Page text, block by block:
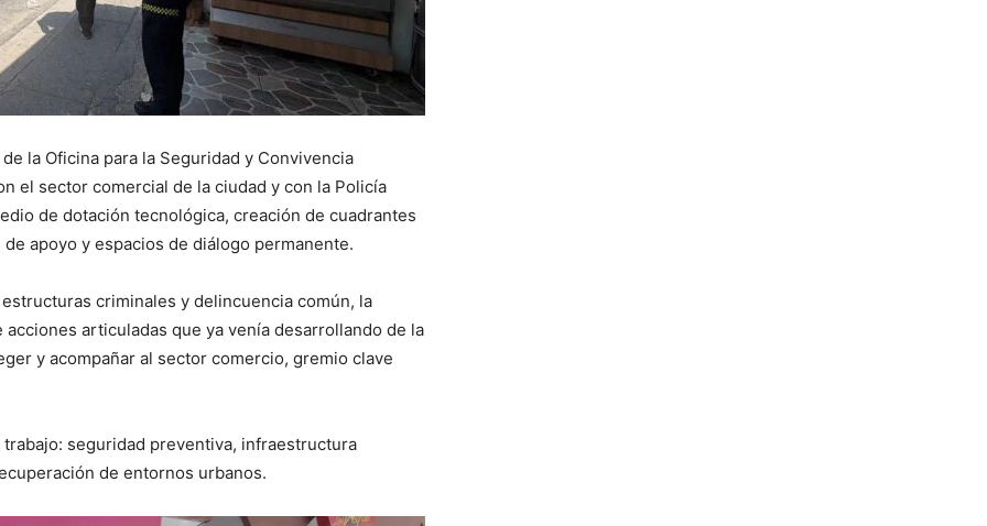
la Oficina para la Seguridad y Convivencia
el sector comercial de la ciudad y con la Policía
de dotación tecnológica, creación de cuadrantes
apoyo y espacios de diálogo permanente.
criminales y delincuencia común, la
articuladas que ya venía desarrollando de la
y acompañar al sector comercio, gremio clave
seguridad preventiva, infraestructura
de entornos urbanos.